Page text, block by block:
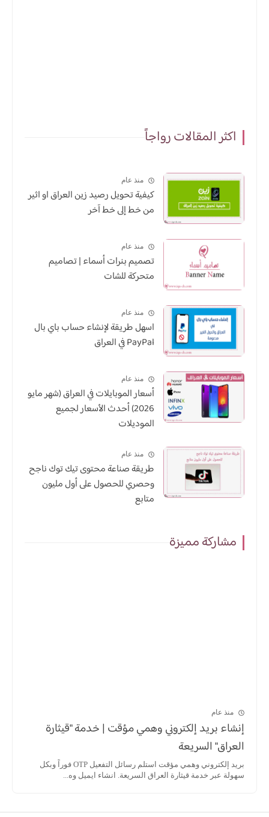
اكثر المقالات رواجاً
منذ عام
كيفية تحويل رصيد زين العراق او اثير
من خط إلى خط آخر
منذ عام
تصميم بنرات أسماء | تصاميم
متحركة للشات
منذ عام
اسهل طريقة لإنشاء حساب باي بال
PayPal في العراق
منذ عام
أسعار الموبايلات في العراق (شهر مايو
2026) أحدث الأسعار لجميع
الموديلات
منذ عام
طريقة صناعة محتوى تيك توك ناجح
وحصري للحصول على أول مليون
متابع
مشاركة مميزة
منذ عام
إنشاء بريد إلكتروني وهمي مؤقت | خدمة "قيثارة
العراق" السريعة
بريد إلكتروني وهمي مؤقت استلم رسائل التفعيل OTP فوراً وبكل
سهولة عبر خدمة قيثارة العراق السريعة. انشاء ايميل وه...